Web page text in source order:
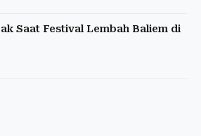
Saat Festival Lembah Baliem di